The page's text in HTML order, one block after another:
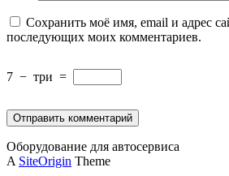
Сохранить моё имя, email и адрес
последующих моих комментариев.
7 − три =
Оборудование для автосервиса
A SiteOrigin Theme